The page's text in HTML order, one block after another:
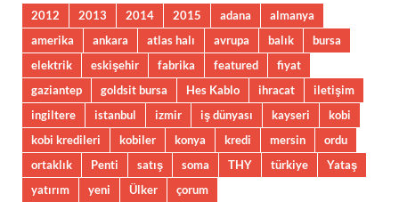
2012 2013 2014 2015 adana
almanya
amerika
ankara atlas halı avrupa balık
bursa
elektrik
eskişehir fabrika featured
fiyat
gaziantep
goldsit bursa Hes Kablo ihracat
iletişim
ingiltere
istanbul izmir iş dünyası kayseri
kobi
kobi kredileri
kobiler konya kredi mersin
ordu
ortaklık
Penti satış soma THY türkiye
Yataş
yatırım
yeni Ülker çorum